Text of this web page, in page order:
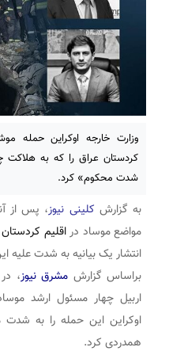
وزارت خارجه اوکراین حمله
کردستان عراق را که به
شدت محکوم» کرد.
به گزارش کلینی نیوز، پس از
مواضع موساد دراقلیم
انتشار یک بیانیه به شدت علیه
براساس گزارش مشرق نیوز،
اربیل چهار مسئول ارشد
اوکراین این حمله را به شدت
همدردی کرد.